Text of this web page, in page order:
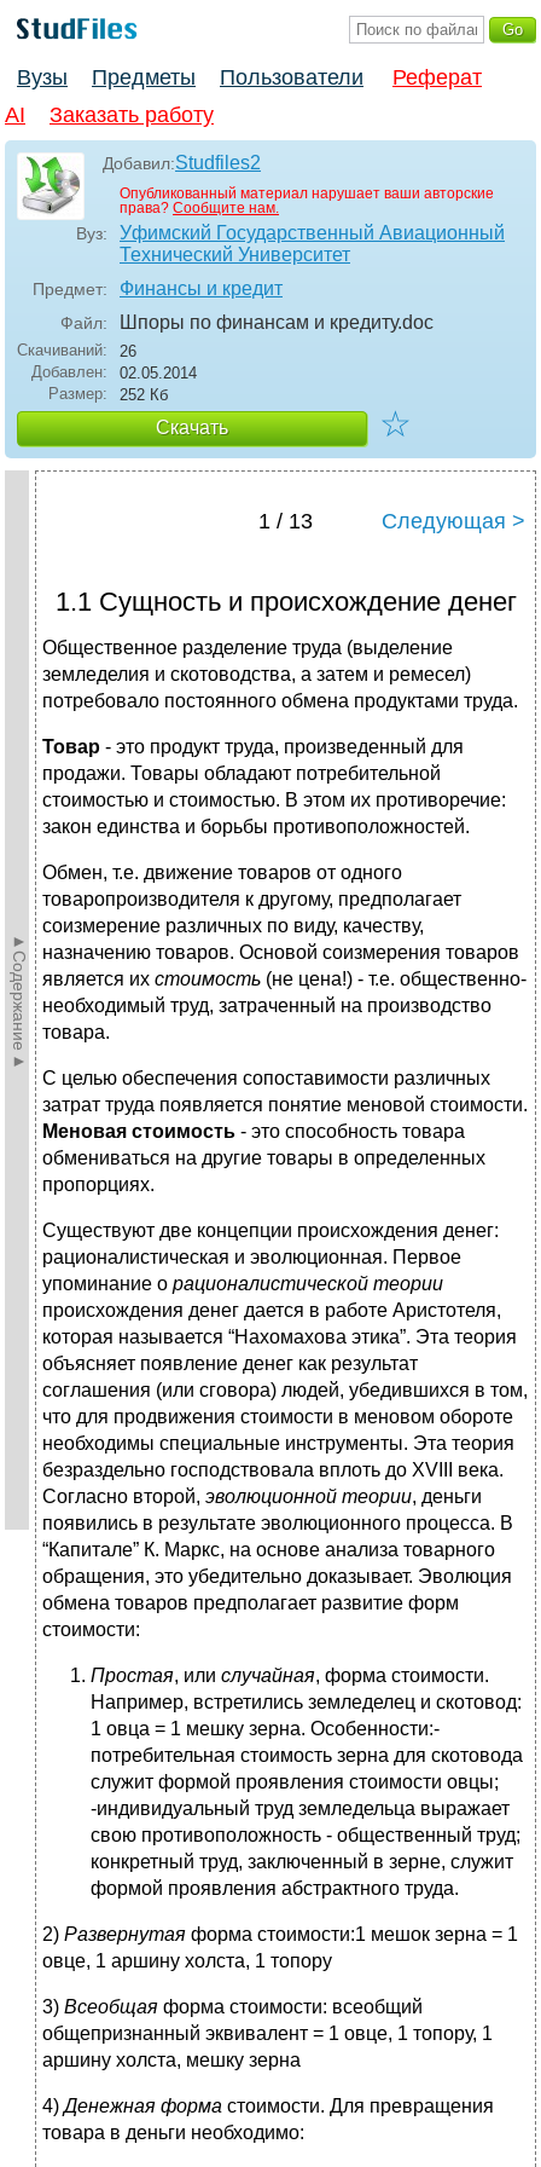
Вузы Предметы Пользователи
Реферат
AI
Заказать работу
Добавил:Studfiles2
Опубликованный материал нарушает ваши авторские
права? Сообщите нам.
Вуз:
Уфимский Государственный Авиационный
Технический Университет
Предмет: Финансы и кредит
Файл: Шпоры по финансам и кредиту.doc
Скачиваний:
26
Добавлен:
02.05.2014
Размер:
252 Кб
Скачать ☆
►Содержание►
1 / 13 Следующая >
1.1 Сущность и происхождение денег
Общественное разделение труда (выделение
земледелия и скотоводства, а затем и ремесел)
потребовало постоянного обмена продуктами труда.
Товар - это продукт труда, произведенный для
продажи. Товары обладают потребительной
стоимостью и стоимостью. В этом их противоречие:
закон единства и борьбы противоположностей.
Обмен, т.е. движение товаров от одного
товаропроизводителя к другому, предполагает
соизмерение различных по виду, качеству,
назначению товаров. Основой соизмерения товаров
является их стоимость (не цена!) - т.е. общественно-
необходимый труд, затраченный на производство
товара.
С целью обеспечения сопоставимости различных
затрат труда появляется понятие меновой стоимости.
Меновая стоимость - это способность товара
обмениваться на другие товары в определенных
пропорциях.
Существуют две концепции происхождения денег:
рационалистическая и эволюционная. Первое
упоминание о рационалистической теории
происхождения денег дается в работе Аристотеля,
которая называется “Нахомахова этика”. Эта теория
объясняет появление денег как результат
соглашения (или сговора) людей, убедившихся в том,
что для продвижения стоимости в меновом обороте
необходимы специальные инструменты. Эта теория
безраздельно господствовала вплоть до XVIII века.
Согласно второй, эволюционной теории, деньги
появились в результате эволюционного процесса. В
“Капитале” К. Маркс, на основе анализа товарного
обращения, это убедительно доказывает. Эволюция
обмена товаров предполагает развитие форм
стоимости:
Простая, или случайная, форма стоимости.
Например, встретились земледелец и скотовод:
1 овца = 1 мешку зерна. Особенности:-
потребительная стоимость зерна для скотовода
служит формой проявления стоимости овцы;
-индивидуальный труд земледельца выражает
свою противоположность - общественный труд;
конкретный труд, заключенный в зерне, служит
формой проявления абстрактного труда.
2) Развернутая форма стоимости:1 мешок зерна = 1
овце, 1 аршину холста, 1 топору
3) Всеобщая форма стоимости: всеобщий
общепризнанный эквивалент = 1 овце, 1 топору, 1
аршину холста, мешку зерна
4)Денежная форма стоимости. Для превращения
товара в деньги необходимо: